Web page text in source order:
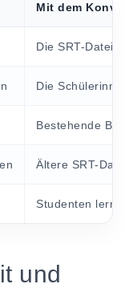
Mit dem
Die SRT-Datei
Die
Bestehende
Ältere SRT-
Studenten
und